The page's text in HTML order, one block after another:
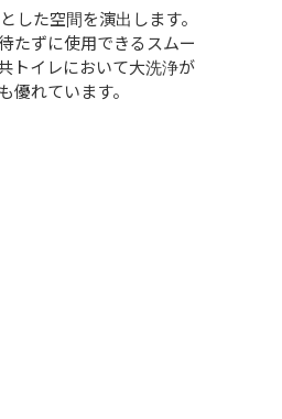
した空間を演出します。
たずに使⽤できるスムー
トイレにおいて⼤洗浄が
れています。